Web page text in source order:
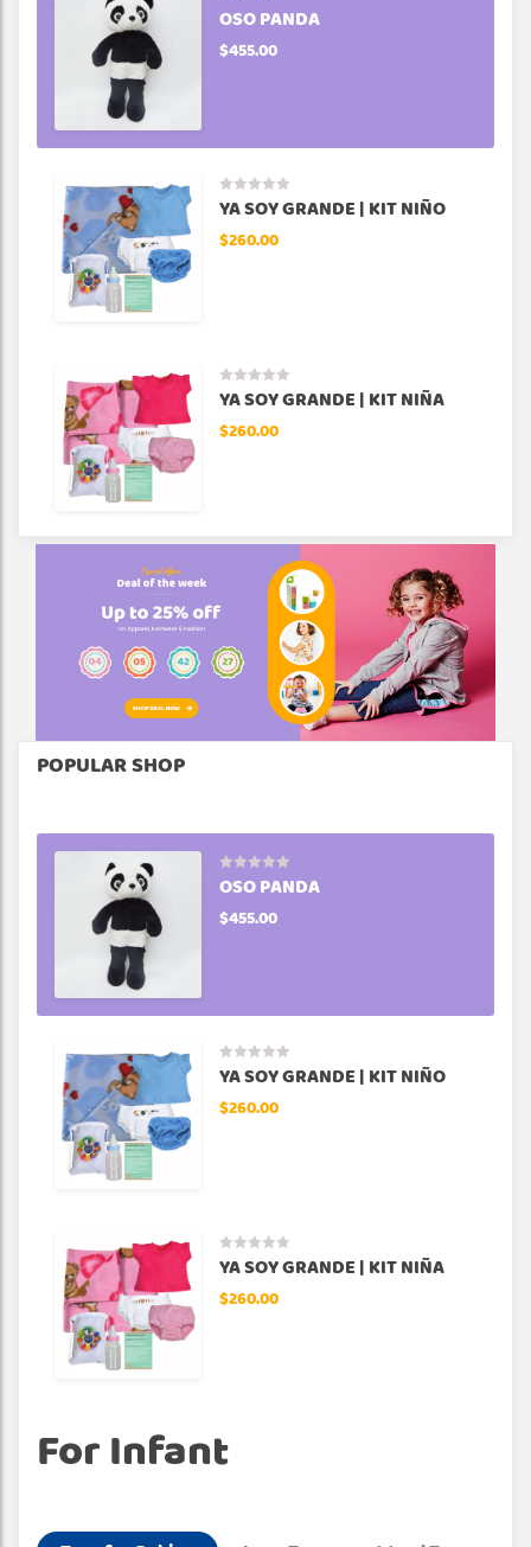
MOÑITO
$455.00
OSO PANDA
$455.00
YA SOY GRANDE | KIT NIÑO
$260.00
YA SOY GRANDE | KIT NIÑA
$260.00
POPULAR SHOP
OSO PANDA
$455.00
YA SOY GRANDE | KIT NIÑO
$260.00
YA SOY GRANDE | KIT NIÑA
$260.00
For Infant